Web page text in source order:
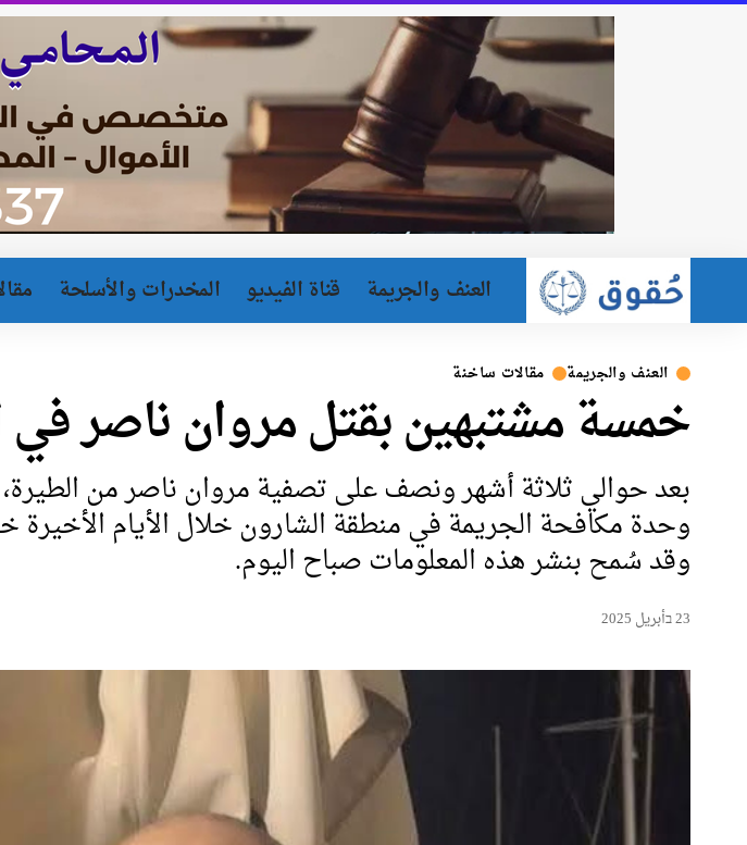
العنف والجريمة قناة الفيديو المخدرات والأسلحة
العنف والجريمة مقالات ساخنة
خمسة مشتبهين بقتل مروان ناصر في
بعد حوالي ثلاثة أشهر ونصف على تصفية مروان ناصر من
وحدة مكافحة الجريمة في منطقة الشارون خلال الأيام
وقد سُمح بنشر هذه المعلومات صباح اليوم.
23 בأبريل 2025